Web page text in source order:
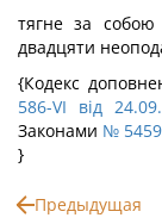
тягне за
двадцяти
{Кодекс
586-VI від
Законами №
}
Предыдущая